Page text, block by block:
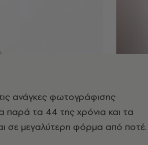
ανάγκες φωτογράφισης
παρά τα 44 της χρόνια και τα
σε μεγαλύτερη φόρμα από ποτέ.